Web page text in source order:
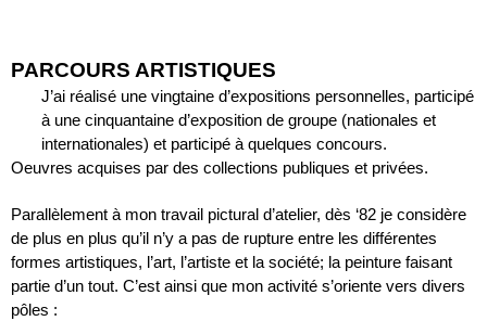
PARCOURS ARTISTIQUES
J’ai réalisé une vingtaine d’expositions personnelles, participé
à une cinquantaine d’exposition de groupe (nationales et
internationales) et participé à quelques concours.
Oeuvres acquises par des collections publiques et privées.
Parallèlement à mon travail pictural d’atelier, dès ‘82 je considère
de plus en plus qu’il n’y a pas de rupture entre les différentes
formes artistiques, l’art, l’artiste et la société; la peinture faisant
partie d’un tout. C’est ainsi que mon activité s’oriente vers divers
pôles :